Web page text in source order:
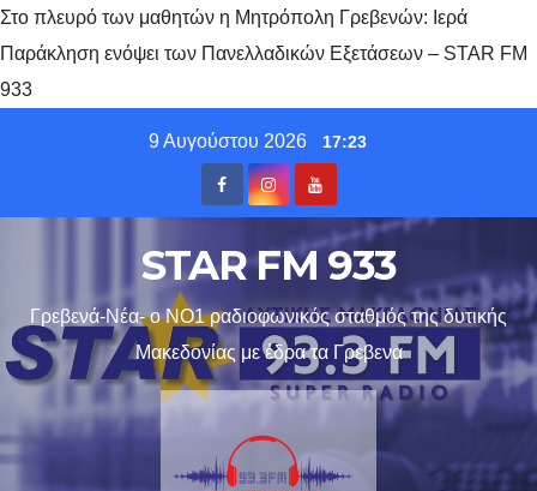
Στο πλευρό των μαθητών η Μητρόπολη Γρεβενών: Ιερά
Παράκληση ενόψει των Πανελλαδικών Εξετάσεων – STAR FM
933
9 Αυγούστου 2026 17:23
STAR FM 933
Γρεβενά-Νέα- ο ΝΟ1 ραδιοφωνικός σταθμός της δυτικής
Μακεδονίας με έδρα τα Γρεβενα